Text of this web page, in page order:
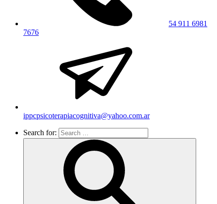
54 911 6981
7676
ippcpsicoterapiacognitiva@yahoo.com.ar
Search for: